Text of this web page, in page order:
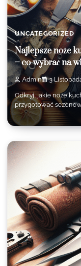
UNCATEGORIZED
Najlepsze noże
– co wybrać na
Admin 3
Odkryj, jakie noże
przygotować